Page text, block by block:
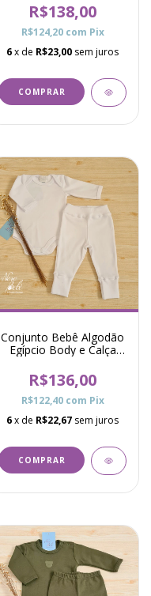
R$138,00
R$124,20 com Pix
6x de R$23,00 sem juros
COMPRAR
Conjunto Bebê Algodão
Egípcio Body e Calça
R$136,00
R$122,40 com Pix
6x de R$22,67 sem juros
COMPRAR